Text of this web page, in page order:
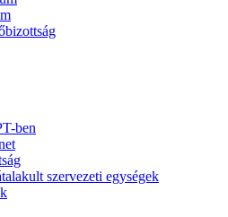
ben
szervezeti egységek